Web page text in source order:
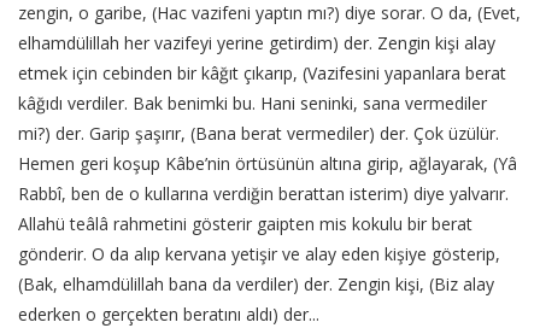
zengin, o garibe, (Hac vazifeni yaptın mı?) diye sorar. O da, (Evet,
elhamdülillah her vazifeyi yerine getirdim) der. Zengin kişi alay
etmek için cebinden bir kâğıt çıkarıp, (Vazifesini yapanlara berat
kâğıdı verdiler. Bak benimki bu. Hani seninki, sana vermediler
mi?) der. Garip şaşırır, (Bana berat vermediler) der. Çok üzülür.
Hemen geri koşup Kâbe’nin örtüsünün altına girip, ağlayarak, (Yâ
Rabbî, ben de o kullarına verdiğin berattan isterim) diye yalvarır.
Allahü teâlâ rahmetini gösterir gaipten mis kokulu bir berat
gönderir. O da alıp kervana yetişir ve alay eden kişiye gösterip,
(Bak, elhamdülillah bana da verdiler) der. Zengin kişi, (Biz alay
ederken o gerçekten beratını aldı) der...